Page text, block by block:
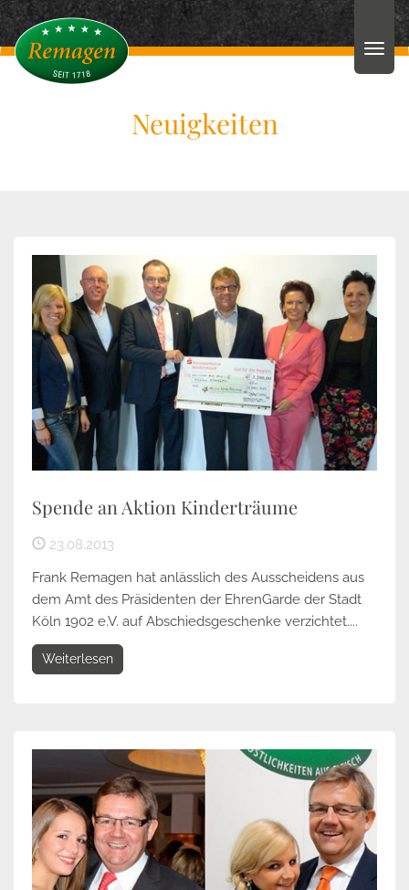
Neuigkeiten
Spende an Aktion Kinderträume
23.08.2013
Frank Remagen hat anlässlich des Ausscheidens aus
dem Amt des Präsidenten der EhrenGarde der Stadt
Köln 1902 e.V. auf Abschiedsgeschenke verzichtet....
Weiterlesen